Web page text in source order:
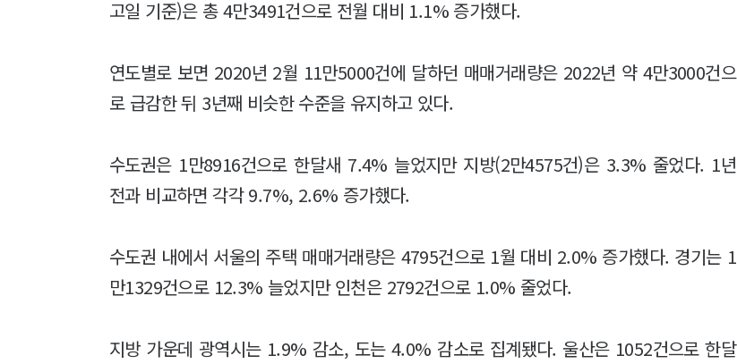
고일 기준)은 총 4만3491건으로 전월 대비 1.1% 증가했다.
연도별로 보면 2020년 2월 11만5000건에 달하던 매매거래량은 2022년 약 4만3000건으
로 급감한 뒤 3년째 비슷한 수준을 유지하고 있다.
수도권은 1만8916건으로 한달새 7.4% 늘었지만 지방(2만4575건)은 3.3% 줄었다. 1년
전과 비교하면 각각 9.7%, 2.6% 증가했다.
수도권 내에서 서울의 주택 매매거래량은 4795건으로 1월 대비 2.0% 증가했다. 경기는 1
만1329건으로 12.3% 늘었지만 인천은 2792건으로 1.0% 줄었다.
지방 가운데 광역시는 1.9% 감소, 도는 4.0% 감소로 집계됐다. 울산은 1052건으로 한달